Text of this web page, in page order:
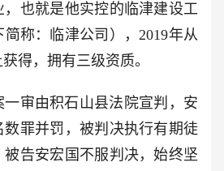
，也就是他实控的临津建设工
称：临津公司），2019年从
得，拥有三级资质。
一审由积石山县法院宣判，安
数罪并罚，被判决执行有期徒
告安宏国不服判决，始终坚